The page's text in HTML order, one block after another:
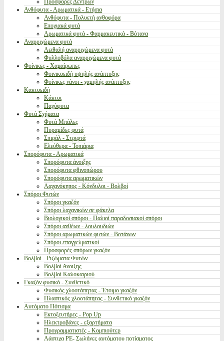
Προσφορές Δέντρων
Ανθόφυτα - Αρωματικά - Ετήσια
Ανθόφυτα - Πολυετή ανθοφόρα
Εποχιακά φυτά
Αρωματικά φυτά - Φαρμακευτικά - Βότανα
Αναρριχώμενα φυτά
Αειθαλή αναρριχώμενα φυτά
Φυλλοβόλα αναρριχώμενα φυτά
Φοίνικες - Χαμαίρωπες
Φοινικοειδή υψηλής ανάπτυξης
Φοίνικες νάνοι - χαμηλής ανάπτυξης
Κακτοειδή
Κάκτοι
Παχύφυτα
Φυτά Σχήματα
Φυτά Μπάλες
Πυραμίδες φυτά
Σπιράλ - Στριφτά
Ελεύθερα - Τοπιάρια
Σπορόφυτα - Αρωματικά
Σπορόφυτα άνοιξης
Σπορόφυτα φθινοπώρου
Σπορόφυτα αρωματικών
Λαχανόκηπος - Κόνδυλοι - Βολβοί
Σπόροι Φυτών
Σπόροι γκαζόν
Σπόροι λαχανικών σε φάκελα
Βιολογικοί σπόροι - Παλιοί παραδοσιακοί σπόροι
Σπόροι ανθέων - λουλουδιών
Σπόροι αρωματικών φυτών - Βοτάνων
Σπόροι επαγγελματικοί
Προσφορές σπόρων γκαζόν
Βολβοί - Ριζώματα Φυτών
Βολβοί Ανοιξης
Βολβοί Καλοκαιριού
Γκαζόν φυσικό - Συνθετικό
Φυσικός χλοοτάπητας - Έτοιμο γκαζόν
Πλαστικός χλοοτάπητας - Συνθετικό γκαζόν
Αυτόματο Πότισμα
Εκτοξευτήρες - Pop Up
Ηλεκτροβάνες - εξαρτήματα
Προγραμματιστές - Κομπιούτερ
Λάστιχα PE- Σωλήνες αυτόματου ποτίσματος